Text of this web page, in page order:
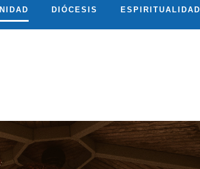
DIÓCESIS ESPIRITUALIDAD